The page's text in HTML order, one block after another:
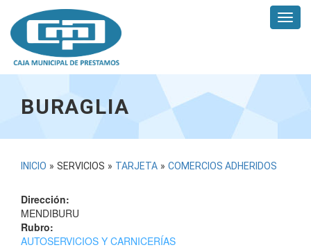
contenido
principal
BURAGLIA
USTED
AQUÍ
INICIO » SERVICIOS » TARJETA » COMERCIOS ADHERIDOS
Dirección:
MENDIBURU
Rubro:
AUTOSERVICIOS Y CARNICERÍAS